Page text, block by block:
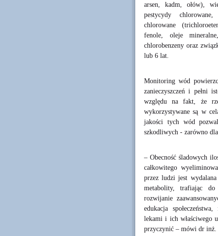
arsen, kadm, ołów),
pestycydy
chlorowane
fenole, oleje
chlorobenzeny oraz
lub 6 lat.
Monitoring wód
zanieczyszczeń i pełni
względu na fakt, że
wykorzystywane są w
jakości tych wód
szkodliwych - zarówno
– Obecność śladowych
całkowitego
przez ludzi jest
metabolity, trafiając do
rozwijanie
edukacja
lekami i ich właściwego
przyczynić – mówi dr inż.